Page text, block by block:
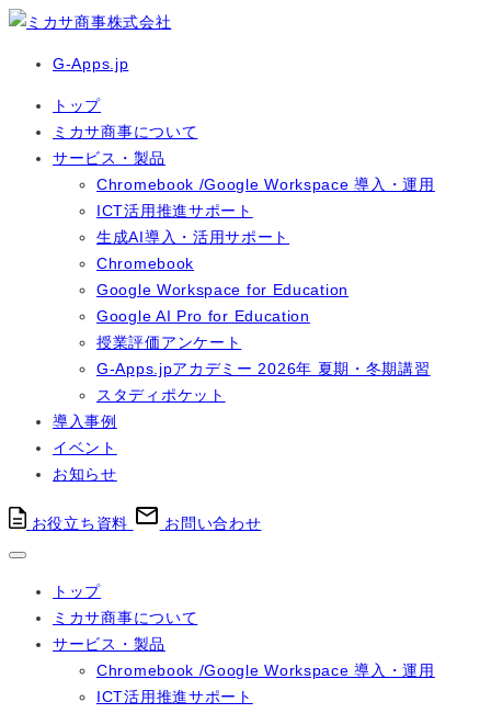
G-Apps.jp
トップ
ミカサ商事について
サービス・製品
Chromebook /Google Workspace 導入・運用
ICT活用推進サポート
生成AI導入・活用サポート
Chromebook
Google Workspace for Education
Google AI Pro for Education
授業評価アンケート
G-Apps.jpアカデミー 2026年 夏期・冬期講習
スタディポケット
導入事例
イベント
お知らせ
お役立ち資料 お問い合わせ
トップ
ミカサ商事について
サービス・製品
Chromebook /Google Workspace 導入・運用
ICT活用推進サポート